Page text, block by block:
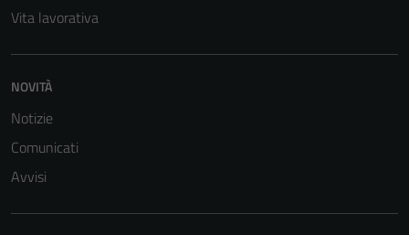
Vita lavorativa
NOVITÀ
Notizie
Comunicati
Avvisi
personali.